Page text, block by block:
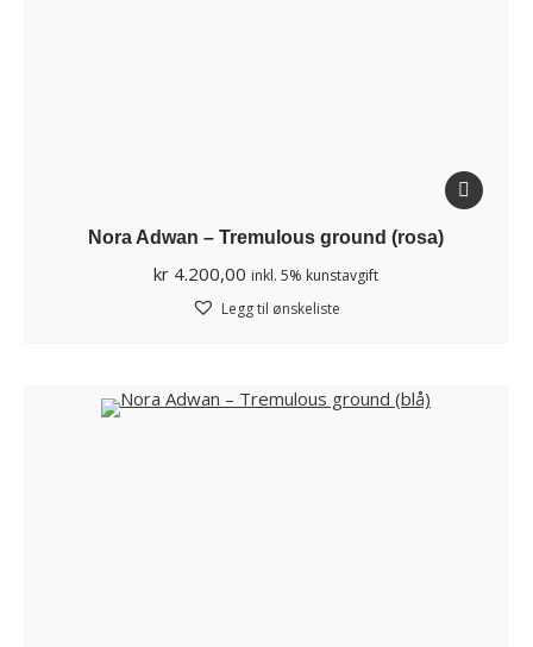
Nora Adwan – Tremulous ground (rosa)
kr 4.200,00 inkl. 5% kunstavgift
Legg til ønskeliste